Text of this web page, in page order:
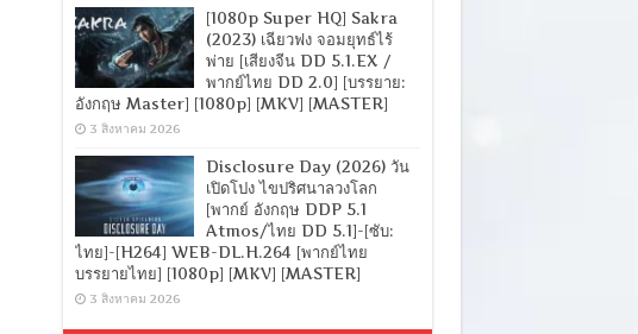
[1080p Super HQ] Sakra
(2023) เฉียวฟง จอมยุทธ์ไร้
พ่าย [เสียงจีน DD 5.1.EX /
พากย์ไทย DD 2.0] [บรรยาย:
อังกฤษ Master] [1080p] [MKV] [MASTER]
3 สิงหาคม 2026
Disclosure Day (2026) วัน
เปิดโปง ไขปริศนาลวงโลก
[พากย์ อังกฤษ DDP 5.1
Atmos/ไทย DD 5.1]-[ซับ:
ไทย]-[H264] WEB-DL.H.264 [พากย์ไทย
บรรยายไทย] [1080p] [MKV] [MASTER]
3 สิงหาคม 2026